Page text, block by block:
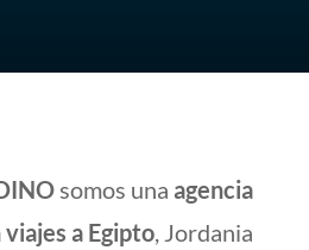
somos una agencia
a Egipto, Jordania